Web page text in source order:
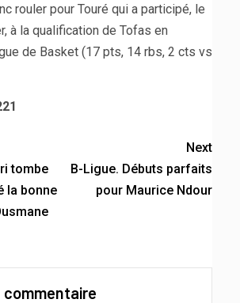
rouler pour Touré qui a participé, le
à la qualification de Tofas en
de Basket (17 pts, 14 rbs, 2 cts vs
tombe
la bonne
Next
B-Ligue. Débuts parfaits
pour Maurice Ndour
commentaire